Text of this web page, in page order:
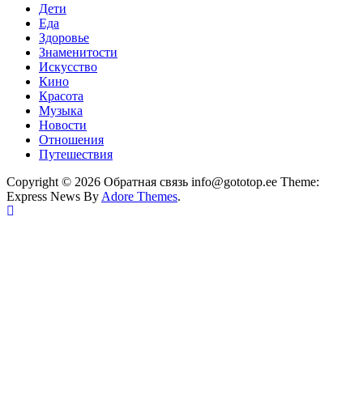
Дети
Еда
Здоровье
Знаменитости
Искусство
Кино
Красота
Музыка
Новости
Отношения
Путешествия
Copyright © 2026 Обратная связь info@gototop.ee Theme:
Express News By Adore Themes.